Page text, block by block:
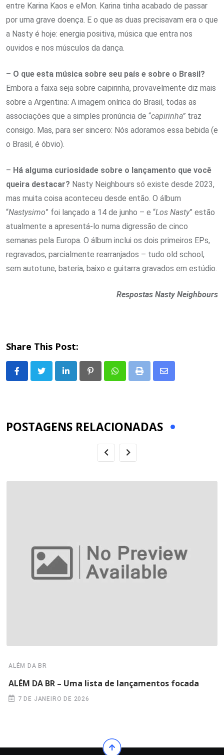
entre Karina Kaos e eMon. Karina tinha acabado de passar
por uma grave doença. E o que as duas precisavam era o que
a Nasty é hoje: energia positiva, música que entra nos
ouvidos e nos músculos da dança.
– O que esta música sobre seu país e sobre o Brasil?
Embora a faixa seja sobre caipirinha, provavelmente diz mais
sobre a Argentina: A imagem onírica do Brasil, todas as
associações que a simples pronúncia de “capirinha” traz
consigo. Mas, para ser sincero: Nós adoramos essa bebida (e
o Brasil, é óbvio).
– Há alguma curiosidade sobre o lançamento que você
queira destacar? Nasty Neighbours só existe desde 2023,
mas muita coisa aconteceu desde então. O álbum
“Nastysimo” foi lançado a 14 de junho – e “Los Nasty” estão
atualmente a apresentá-lo numa digressão de cinco
semanas pela Europa. O álbum inclui os dois primeiros EPs,
regravados, parcialmente rearranjados – tudo old school,
sem autotune, bateria, baixo e guitarra gravados em estúdio.
Respostas Nasty Neighbours
Share This Post:
LinkedIn PinterestWhatsappPrint
Share
POSTAGENS RELACIONADAS
ALÉM DA BR
ALÉM DA BR – Uma lista de lançamentos focada
7 DE JANEIRO DE 2026